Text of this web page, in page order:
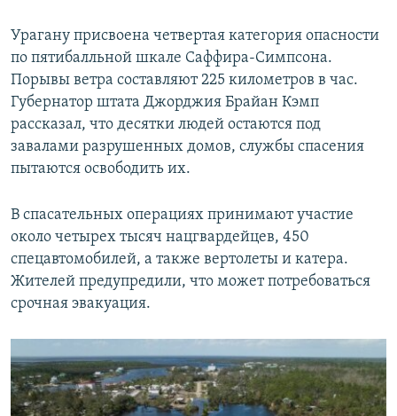
Урагану присвоена четвертая категория опасности
по пятибалльной шкале Саффира-Симпсона.
Порывы ветра составляют 225 километров в час.
Губернатор штата Джорджия Брайан Кэмп
рассказал, что десятки людей остаются под
завалами разрушенных домов, службы спасения
пытаются освободить их.
В спасательных операциях принимают участие
около четырех тысяч нацгвардейцев, 450
спецавтомобилей, а также вертолеты и катера.
Жителей предупредили, что может потребоваться
срочная эвакуация.